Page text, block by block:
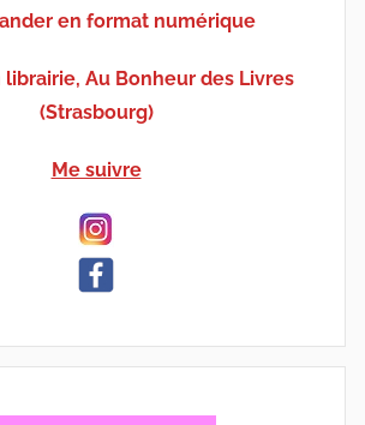
en format numérique
Au Bonheur des Livres
(Strasbourg)
Me suivre